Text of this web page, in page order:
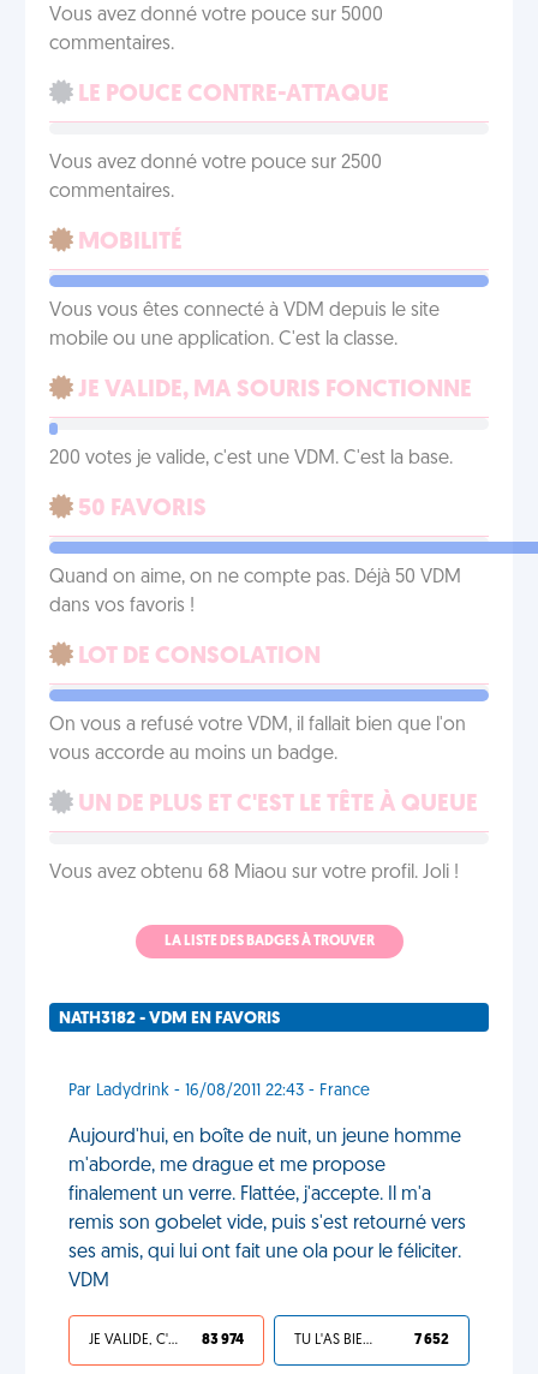
Vous avez donné votre pouce sur 5000
commentaires.
LE POUCE CONTRE-ATTAQUE
Vous avez donné votre pouce sur 2500
commentaires.
MOBILITÉ
Vous vous êtes connecté à VDM depuis le site
mobile ou une application. C'est la classe.
JE VALIDE, MA SOURIS FONCTIONNE
200 votes je valide, c'est une VDM. C'est la base.
50 FAVORIS
Quand on aime, on ne compte pas. Déjà 50 VDM
dans vos favoris !
LOT DE CONSOLATION
On vous a refusé votre VDM, il fallait bien que l'on
vous accorde au moins un badge.
UN DE PLUS ET C'EST LE TÊTE À QUEUE
Vous avez obtenu 68 Miaou sur votre profil. Joli !
LA LISTE DES BADGES À TROUVER
NATH3182 - VDM EN FAVORIS
Par Ladydrink - 16/08/2011 22:43 - France
Aujourd'hui, en boîte de nuit, un jeune homme
m'aborde, me drague et me propose
finalement un verre. Flattée, j'accepte. Il m'a
remis son gobelet vide, puis s'est retourné vers
ses amis, qui lui ont fait une ola pour le féliciter.
VDM
JE VALIDE, C'EST UNE VDM 83 974 TU L'AS BIEN MÉRITÉ 7 652